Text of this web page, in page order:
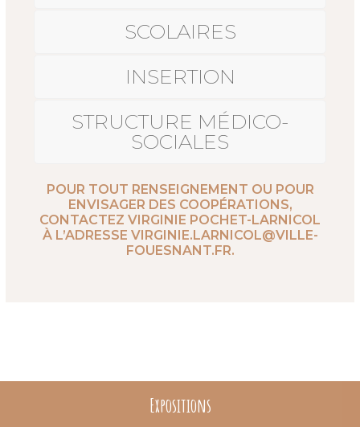
SCOLAIRES
INSERTION
STRUCTURE MÉDICO-
SOCIALES
POUR TOUT RENSEIGNEMENT OU POUR
ENVISAGER DES COOPÉRATIONS,
CONTACTEZ VIRGINIE POCHET-LARNICOL
À L’ADRESSE VIRGINIE.LARNICOL@VILLE-
FOUESNANT.FR.
Expositions